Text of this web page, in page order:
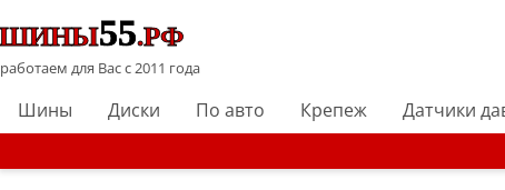
работаем для Вас с 2011 года
Шины Диски По авто Крепеж Датчики